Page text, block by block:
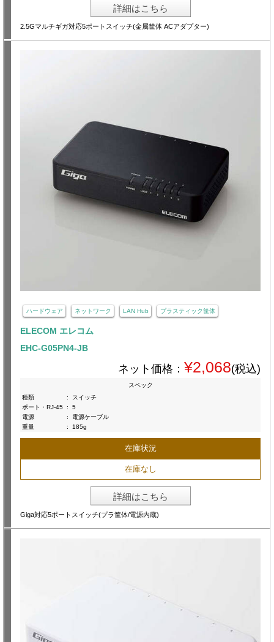
詳細はこちら
2.5Gマルチギガ対応5ポートスイッチ(金属筐体 ACアダプター)
ハードウェア ネットワーク LAN Hub プラスティック筐体
ELECOM エレコム
EHC-G05PN4-JB
ネット価格： ¥2,068(税込)
スペック
種類
:
スイッチ
ポート・RJ-45 :
5
電源
:
電源ケーブル
重量
: 185g
在庫状況
在庫なし
詳細はこちら
Giga対応5ポートスイッチ(プラ筐体/電源内蔵)